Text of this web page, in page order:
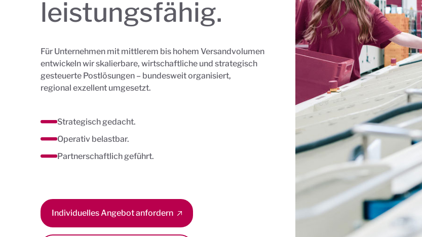
leistungsfähig.
Für Unternehmen mit mittlerem bis hohem Versandvolumen
entwickeln wir skalierbare, wirtschaftliche und strategisch
gesteuerte Postlösungen – bundesweit organisiert,
regional exzellent umgesetzt.
Strategisch gedacht.
Operativ belastbar.
Partnerschaftlich geführt.
Individuelles Angebot anfordern